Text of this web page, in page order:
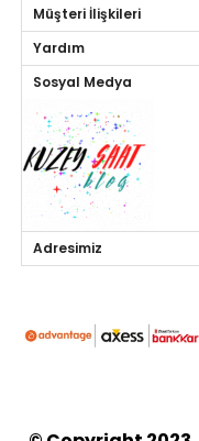
Müşteri İlişkileri
Yardım
Sosyal Medya
Adresimiz